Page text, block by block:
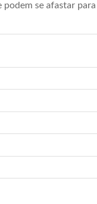
se afastar